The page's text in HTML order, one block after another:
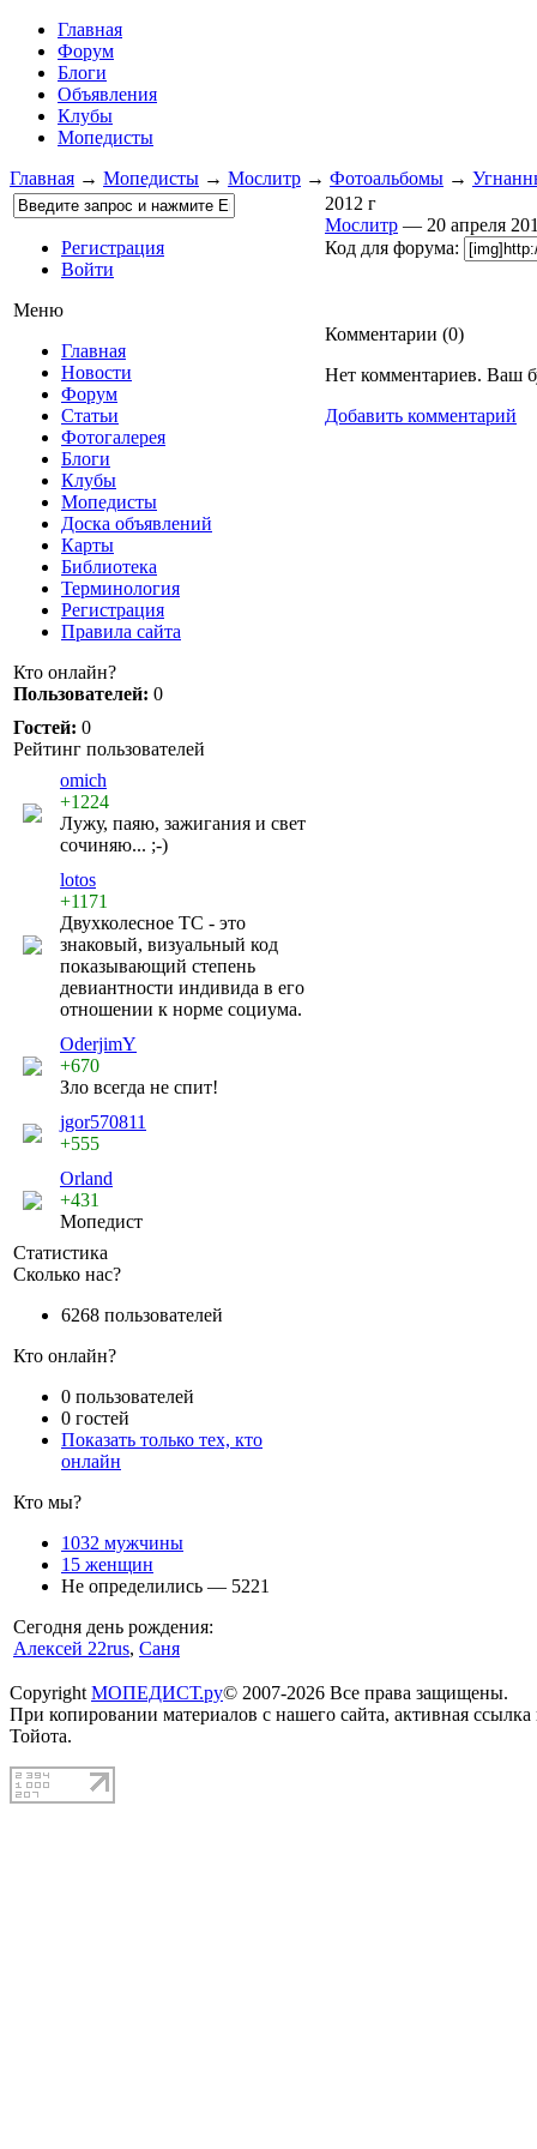
Главная
Форум
Блоги
Объявления
Клубы
Мопедисты
Главная → Мопедисты → Мослитр → Фотоальбомы →
Регистрация
Войти
Меню
Главная
Новости
Форум
Статьи
Фотогалерея
Блоги
Клубы
Мопедисты
Доска объявлений
Карты
Библиотека
Терминология
Регистрация
Правила сайта
Кто онлайн?
Пользователей: 0
Гостей: 0
Рейтинг пользователей
omich
+1224
Лужу, паяю, зажигания и свет
сочиняю... ;-)
lotos
+1171
Двухколесное ТС - это
знаковый, визуальный код
показывающий степень
девиантности индивида в его
отношении к норме социума.
OderjimY
+670
Зло всегда не спит!
jgor570811
+555
Orland
+431
Мопедист
Статистика
Сколько нас?
6268 пользователей
Кто онлайн?
0 пользователей
0 гостей
Показать только тех, кто
онлайн
Кто мы?
1032 мужчины
15 женщин
Не определились — 5221
Сегодня день рождения:
Алексей 22rus, Саня
2012 г
Мослитр — 20 апреля
Код для форума:
Комментарии (0)
Нет комментариев. Ваш
Добавить комментарий
Copyright МОПЕДИСТ.ру© 2007-2026 Все права защищены.
При копировании материалов с нашего сайта, активная
Тойота.